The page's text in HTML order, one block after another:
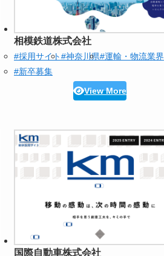
相模鉄道株式会社
#採用サイト#神奈川県#運輸・物流業界
#新卒募集
View More
国際自動車株式会社